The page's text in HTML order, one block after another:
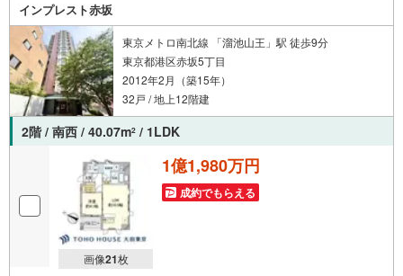
インプレスト赤坂
東京メトロ南北線 「溜池山王」駅 徒歩9分
東京都港区赤坂5丁目
2012年2月（築15年）
32戸 / 地上12階建
2階 / 南西 / 40.07m2 / 1LDK
画像21枚
1億1,980万円
成約でもらえる